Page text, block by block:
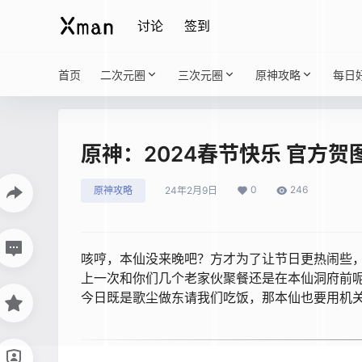
讨论 签到
首页 二次元圈 三次元圈 原神攻略 每日
原神：2024春节快乐 官方贺
原神攻略 24年2月9日 0 246
咳哼，本仙没来晚吧？方才为了让节日更热闹些
上一次和你们几个老家伙聚餐还是在本仙洞府前
今日既是歌尘做东请我们吃饭，那本仙也要用机